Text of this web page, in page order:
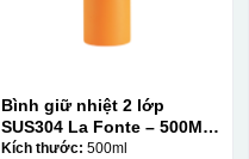
Bình giữ nhiệt 2 lớp
SUS304 La Fonte – 500ML –
012737
Kích thước: 500ml